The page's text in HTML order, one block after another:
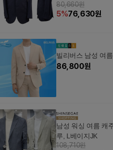
80,660원
5%76,630원
빌리버스 남성 여
86,800원
남성 워싱 여름 캐
루, L베이지JK
108,710원